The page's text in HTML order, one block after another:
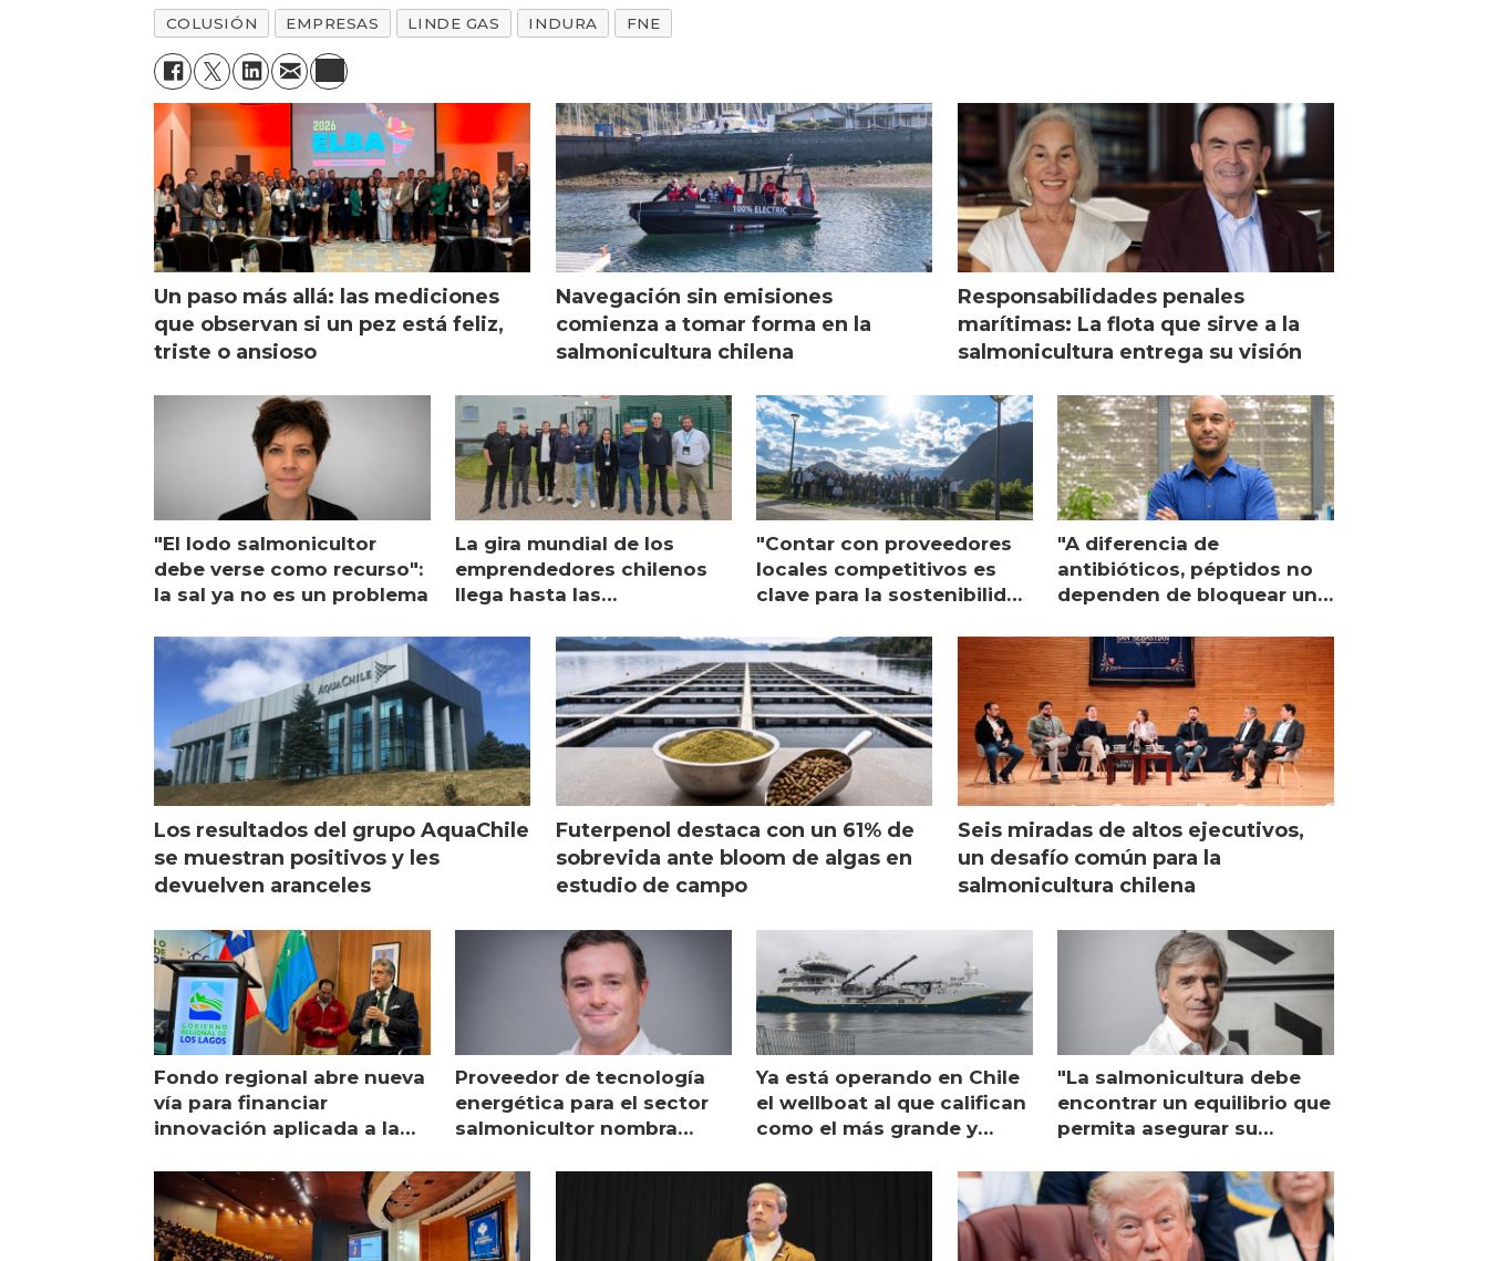
COLUSIÓN EMPRESAS LINDE GAS INDURA FNE
Un paso más allá: las mediciones
que observan si un pez está feliz,
triste o ansioso
Navegación sin emisiones
comienza a tomar forma en la
salmonicultura chilena
Responsabilidades penales
marítimas: La flota que sirve a la
salmonicultura entrega su visión
"El lodo salmonicultor
debe verse como recurso":
la sal ya no es un problema
La gira mundial de los
emprendedores chilenos
llega hasta las
Escocia
"Contar con proveedores
locales competitivos es
clave para la sostenibilidad
"A diferencia de
antibióticos, péptidos no
dependen de bloquear una
Los resultados del grupo AquaChile
se muestran positivos y les
devuelven aranceles
Futerpenol destaca con un 61% de
sobrevida ante bloom de algas en
estudio de campo
Seis miradas de altos ejecutivos,
un desafío común para la
salmonicultura chilena
Fondo regional abre nueva
vía para financiar
innovación aplicada a la
Proveedor de tecnología
energética para el sector
salmonicultor nombra
Ya está operando en Chile
el wellboat al que califican
como el más grande y
"La salmonicultura debe
encontrar un equilibrio que
permita asegurar su